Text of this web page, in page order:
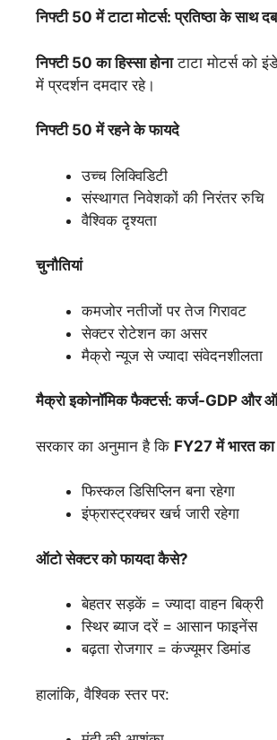
निफ्टी 50मेंटाटामोटर्स:प्रतिष्ठाकेसाथ
निफ्टी 50काहिस्साहोनाटाटा मोटर्स को
में प्रदर्शन दमदार रहे।
निफ्टी 50मेंरहनेकेफायदे
उच्च लिक्विडिटी
संस्थागत निवेशकों की निरंतर रुचि
वैश्विक दृश्यता
चुनौतियां
कमजोर नतीजों पर तेज गिरावट
सेक्टर रोटेशन का असर
मैक्रो न्यूज से ज्यादा संवेदनशीलता
मैक्रोइकोनॉमिकफैक्टर्स:कर्ज-GDP और
सरकार का अनुमान है कि FY27मेंभारतका
फिस्कल डिसिप्लिन बना रहेगा
इंफ्रास्ट्रक्चर खर्च जारी रहेगा
ऑटोसेक्टरकोफायदाकैसे?
बेहतर सड़कें = ज्यादा वाहन बिक्री
स्थिर ब्याज दरें = आसान फाइनेंस
बढ़ता रोजगार = कंज्यूमर डिमांड
हालांकि, वैश्विक स्तर पर: